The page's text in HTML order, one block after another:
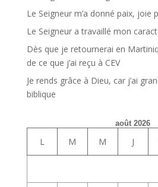
Le Seigneur m’a donné paix, joie
Le Seigneur a travaillé mon
Dès que je retournerai en
de ce que j’ai reçu à CEV
Je rends grâce à Dieu, car j’ai
biblique
août 2026
L M M J